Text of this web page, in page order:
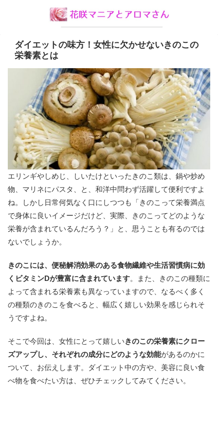
ダイエットの味方！女性に欠かせないきのこの
栄養素とは
エリンギやしめじ、しいたけといったきのこ類は、鍋や炒め
物、マリネにパスタ、と、和洋中問わず活躍して便利ですよ
ね。しかし日常何気なく口にしつつも「きのこって栄養満点
で身体に良いイメージだけど、実際、きのこってどのような
栄養が含まれているんだろう？」と、思うことも有るのでは
ないでしょうか。
きのこには、便秘解消効果のある食物繊維や生活習慣病に効
くビタミンDが豊富に含まれています。また、きのこの種類に
よって含まれる栄養素も異なっていますので、なるべく多く
の種類のきのこを食べると、幅広く嬉しい効果を感じられそ
うですよね。
そこで今回は、女性にとって嬉しいきのこの栄養素にクロー
ズアップし、それぞれの成分にどのような効能があるのかに
ついて、お伝えします。ダイエット中の方や、美容に良い食
べ物を食べたい方は、ぜひチェックしてみてください。